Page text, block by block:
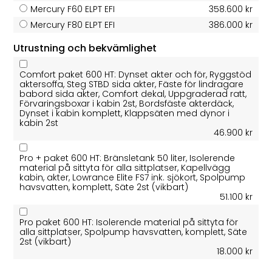
Mercury F60 ELPT EFI
358.600 kr
Mercury F80 ELPT EFI
386.000 kr
Utrustning och bekvämlighet
Comfort paket 600 HT: Dynset akter och för, Ryggstöd
aktersoffa, Steg STBD sida akter, Fäste för lindragare
babord sida akter, Comfort dekal, Uppgraderad ratt,
Förvaringsboxar i kabin 2st, Bordsfäste akterdäck,
Dynset i kabin komplett, Klappsäten med dynor i
kabin 2st
46.900 kr
Pro + paket 600 HT: Bränsletank 50 liter, Isolerende
material på sittyta för alla sittplatser, Kapellvägg
kabin, akter, Lowrance Elite FS7 ink. sjökort, Spolpump
havsvatten, komplett, Säte 2st (vikbart)
51.100 kr
Pro paket 600 HT: Isolerende material på sittyta för
alla sittplatser, Spolpump havsvatten, komplett, Säte
2st (vikbart)
18.000 kr